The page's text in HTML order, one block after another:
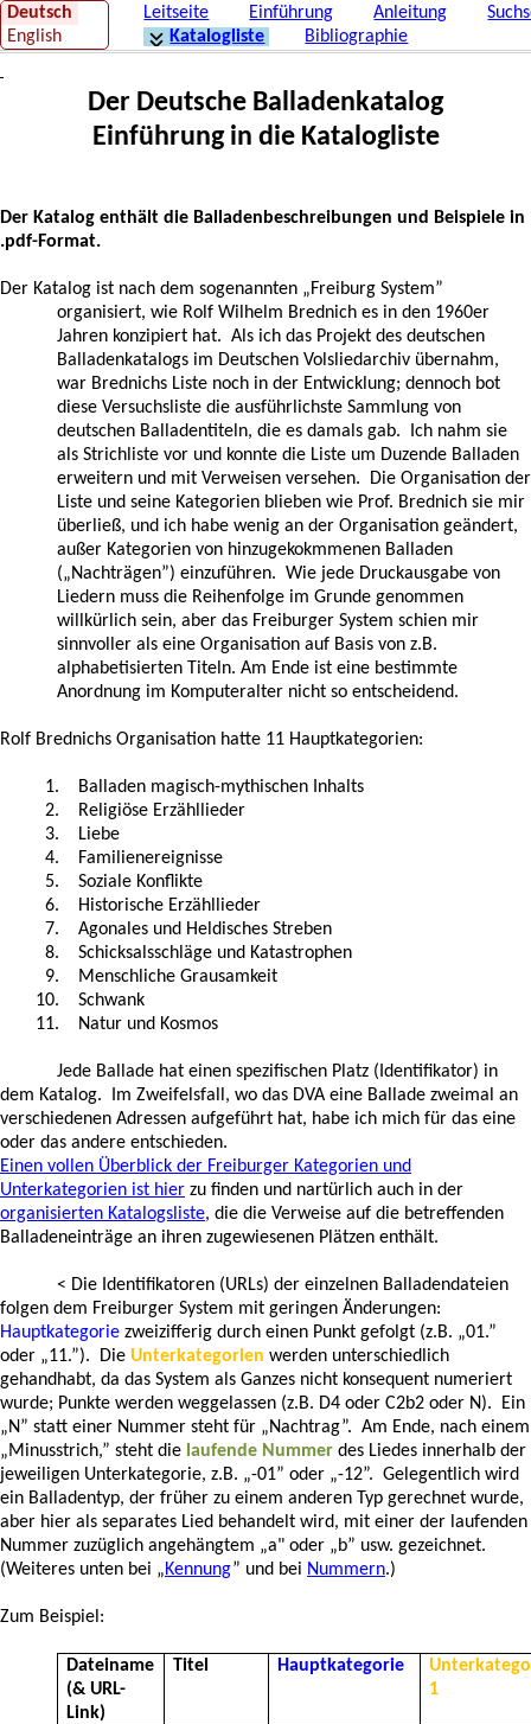
Deutsch
English
Leitseite Einführung Anleitung
Katalogliste
Bibliographie
DBK
Der Deutsche Balladenkatalog
Einführung in die Katalogliste
Der Katalog enthält die Balladenbeschreibungen und Beispiele in
.pdf-Format.
Der Katalog ist nach dem sogenannten „Freiburg System”
organisiert, wie Rolf Wilhelm Brednich es in den 1960er
Jahren konzipiert hat. Als ich das Projekt des deutschen
Balladenkatalogs im Deutschen Volsliedarchiv übernahm,
war Brednichs Liste noch in der Entwicklung; dennoch bot
diese Versuchsliste die ausführlichste Sammlung von
deutschen Balladentiteln, die es damals gab. Ich nahm sie
als Strichliste vor und konnte die Liste um Duzende Balladen
erweitern und mit Verweisen versehen. Die Organisation der
Liste und seine Kategorien blieben wie Prof. Brednich sie mir
überließ, und ich habe wenig an der Organisation geändert,
außer Kategorien von hinzugekokmmenen Balladen
(„Nachträgen”) einzuführen. Wie jede Druckausgabe von
Liedern muss die Reihenfolge im Grunde genommen
willkürlich sein, aber das Freiburger System schien mir
sinnvoller als eine Organisation auf Basis von z.B.
alphabetisierten Titeln. Am Ende ist eine bestimmte
Anordnung im Komputeralter nicht so entscheidend.
Rolf Brednichs Organisation hatte 11 Hauptkategorien:
1. Balladen magisch-mythischen Inhalts
2. Religiöse Erzähllieder
3. Liebe
4. Familienereignisse
5. Soziale Konflikte
6. Historische Erzähllieder
7. Agonales und Heldisches Streben
8. Schicksalsschläge und Katastrophen
9. Menschliche Grausamkeit
10. Schwank
11. Natur und Kosmos
Jede Ballade hat einen spezifischen Platz (Identifikator) in
dem Katalog. Im Zweifelsfall, wo das DVA eine Ballade zweimal an
verschiedenen Adressen aufgeführt hat, habe ich mich für das eine
oder das andere entschieden.
Einen vollen Überblick der Freiburger Kategorien und
Unterkategorien ist hier zu finden und nartürlich auch in der
organisierten Katalogsliste, die die Verweise auf die betreffenden
Balladeneinträge an ihren zugewiesenen Plätzen enthält.
< Die Identifikatoren (URLs) der einzelnen Balladendateien
folgen dem Freiburger System mit geringen Änderungen:
Hauptkategorie zweizifferig durch einen Punkt gefolgt (z.B. „01.”
oder „11.”). Die Unterkategorien werden unterschiedlich
gehandhabt, da das System als Ganzes nicht konsequent numeriert
wurde; Punkte werden weggelassen (z.B. D4 oder C2b2 oder N). Ein
„N” statt einer Nummer steht für „Nachtrag”. Am Ende, nach einem
„Minusstrich,” steht die laufende Nummer des Liedes innerhalb der
jeweiligen Unterkategorie, z.B. „-01” oder „-12”. Gelegentlich wird
ein Balladentyp, der früher zu einem anderen Typ gerechnet wurde,
aber hier als separates Lied behandelt wird, mit einer der laufenden
Nummer zuzüglich angehängtem „a" oder „b” usw. gezeichnet.
(Weiteres unten bei „Kennung” und bei Nummern.)
Zum Beispiel:
Dateiname
(& URL-
Link)
Titel Hauptkategorie
1